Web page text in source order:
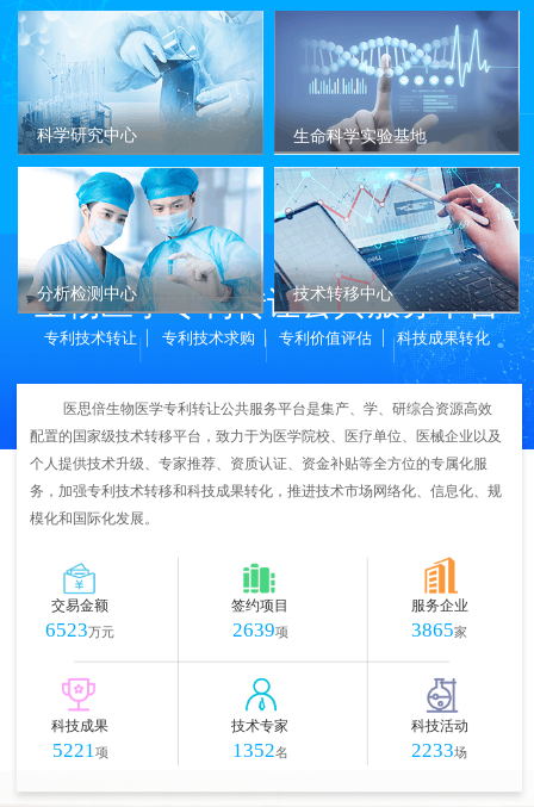
科学研究中心 生命科学实验基地
分析检测中心 技术转移中心
生物医学专利转让公共服务平台
专利技术转让 专利技术求购 专利价值评估 科技成果转化
医思倍生物医学专利转让公共服务平台是集产、学、研综合资源高效
配置的国家级技术转移平台，致力于为医学院校、医疗单位、医械企业以及
个人提供技术升级、专家推荐、资质认证、资金补贴等全方位的专属化服
务，加强专利技术转移和科技成果转化，推进技术市场网络化、信息化、规
模化和国际化发展。
交易金额
6523万元
签约项目
2639项
服务企业
3865家
科技成果
5221项
技术专家
1352名
科技活动
2233场